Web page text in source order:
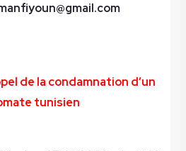
de la condamnation d’un
tunisien